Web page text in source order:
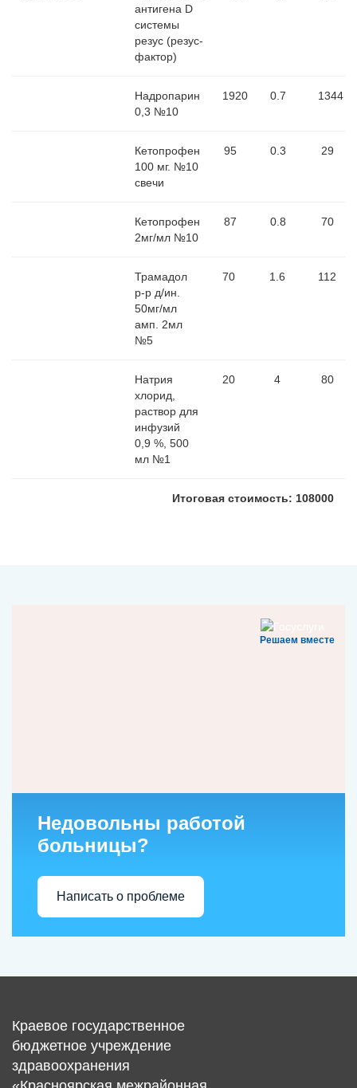
антигена D
системы
резус (резус-
фактор)
Надропарин
0,3 №10
1920 0.7 1344
Кетопрофен
100 мг. №10
свечи
95 0.3 29
Кетопрофен
2мг/мл №10
87 0.8 70
Трамадол
р-р д/ин.
50мг/мл
амп. 2мл
№5
70 1.6 112
Натрия
хлорид,
раствор для
инфузий
0,9 %, 500
мл №1
20 4 80
Итоговая стоимость: 108000
Решаем вместе
Недовольны работой
больницы?
Написать о проблеме
Краевое государственное
бюджетное учреждение
здравоохранения